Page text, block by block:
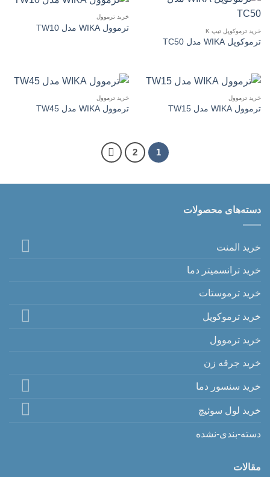
خرید ترموکوپل تیپ K
ترموکوپل WIKA مدل TC50
خرید ترموول
ترموول WIKA مدل TW10
خرید ترموول
ترموول WIKA مدل TW15
خرید ترموول
ترموول WIKA مدل TW45
1
2
دسته‌های محصولات
خرید المنت
خرید ترانسمیتر دما
خرید ترموستات
خرید ترموکوپل
خرید ترموول
خرید جرقه زن
خرید سنسور دما
خرید لول سوئیچ
دسته-بندی-نشده
مقالات